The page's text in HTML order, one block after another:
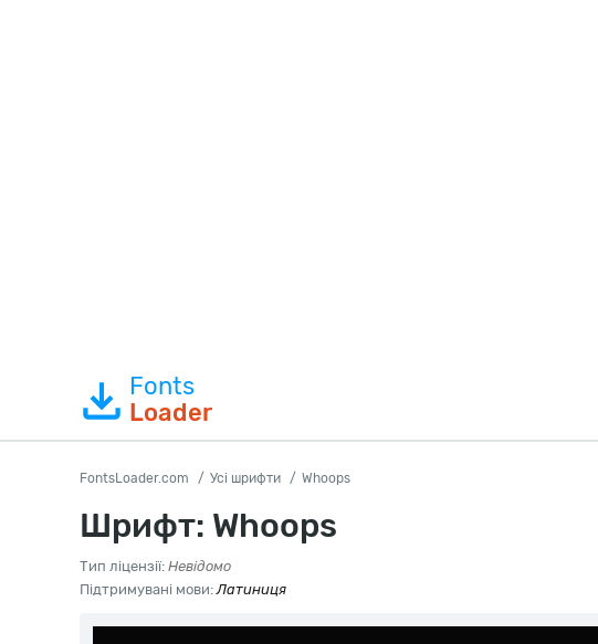
Fonts
Loader
FontsLoader.com Усі шрифти Whoops
Шрифт: Whoops
Тип ліцензії: Невідомо
Підтримувані мови:Латиниця